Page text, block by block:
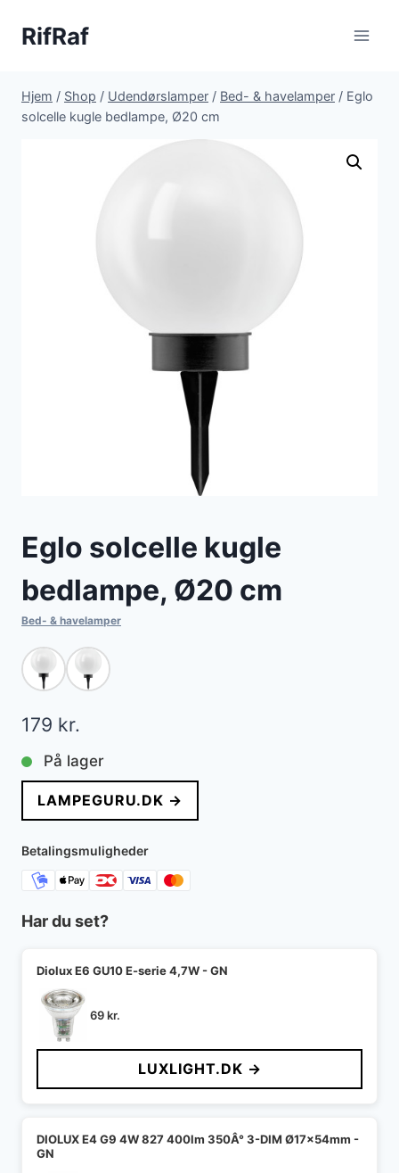
RifRaf
Hjem / Shop / Udendørslamper / Bed- & havelamper / Eglo
solcelle kugle bedlampe, Ø20 cm
Eglo solcelle kugle
bedlampe, Ø20 cm
Bed- & havelamper
179 kr.
På lager
LAMPEGURU.DK →
Betalingsmuligheder
Har du set?
Diolux E6 GU10 E-serie 4,7W - GN
69kr.
LUXLIGHT.DK →
DIOLUX E4 G9 4W 827 400lm 350Â° 3-DIM Ø17x54mm -
GN